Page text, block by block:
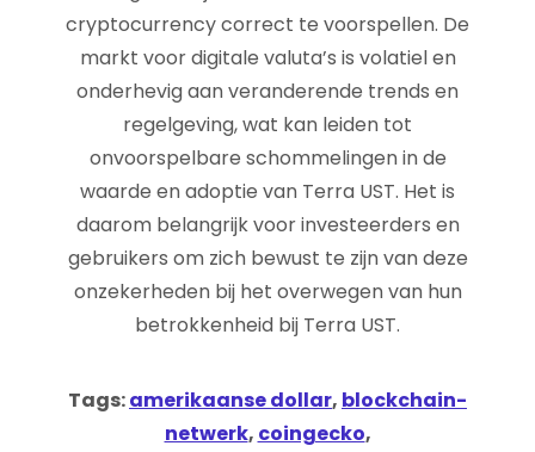
cryptocurrency correct te voorspellen. De
markt voor digitale valuta’s is volatiel en
onderhevig aan veranderende trends en
regelgeving, wat kan leiden tot
onvoorspelbare schommelingen in de
waarde en adoptie van Terra UST. Het is
daarom belangrijk voor investeerders en
gebruikers om zich bewust te zijn van deze
onzekerheden bij het overwegen van hun
betrokkenheid bij Terra UST.
Tags:amerikaanse dollar, blockchain-
netwerk, coingecko,